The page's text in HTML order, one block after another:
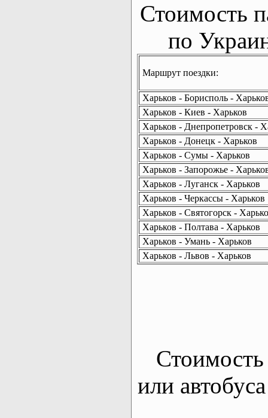
Стоимость
по
Маршрут поездки:
Харьков - Борисполь -
Харьков - Киев - Харьков
Харьков - Днепропетровск -
Харьков - Донецк - Харьков
Харьков - Сумы - Харьков
Харьков - Запорожье -
Харьков - Луганск - Харьков
Харьков - Черкассы - Харьков
Харьков - Святогорск -
Харьков - Полтава - Харьков
Харьков - Умань - Харьков
Харьков - Львов - Харьков
Стоимость
или